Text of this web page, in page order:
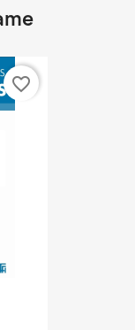
favorite_border